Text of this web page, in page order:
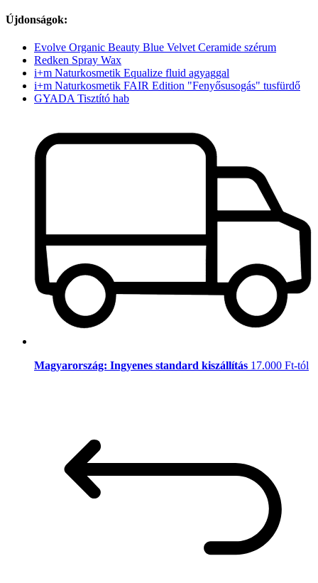
Újdonságok:
Evolve Organic Beauty Blue Velvet Ceramide szérum
Redken Spray Wax
i+m Naturkosmetik Equalize fluid agyaggal
i+m Naturkosmetik FAIR Edition "Fenyősusogás" tusfürdő
GYADA Tisztító hab
Magyarország: Ingyenes standard kiszállítás 17.000 Ft-tól